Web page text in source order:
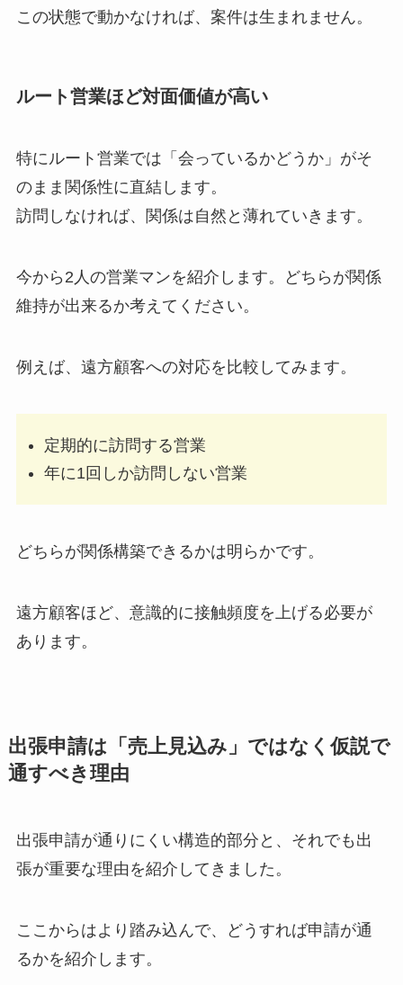
この状態で動かなければ、案件は生まれません。
ルート営業ほど対面価値が高い
特にルート営業では「会っているかどうか」がそ
のまま関係性に直結します。
訪問しなければ、関係は自然と薄れていきます。
今から2人の営業マンを紹介します。どちらが関係
維持が出来るか考えてください。
例えば、遠方顧客への対応を比較してみます。
定期的に訪問する営業
年に1回しか訪問しない営業
どちらが関係構築できるかは明らかです。
遠方顧客ほど、意識的に接触頻度を上げる必要が
あります。
出張申請は「売上見込み」ではなく仮説で
通すべき理由
出張申請が通りにくい構造的部分と、それでも出
張が重要な理由を紹介してきました。
ここからはより踏み込んで、どうすれば申請が通
るかを紹介します。